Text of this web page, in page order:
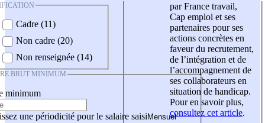
Cadre (11)
Non cadre (20)
Non renseignée (14)
BRUT MINIMUM
minimum
une périodicité pour le salaire saisi
par France travail,
Cap emploi et ses
partenaires pour ses
actions concrètes en
faveur du recrutement,
de l’intégration et de
l’accompagnement de
ses collaborateurs en
situation de handicap.
Pour en savoir plus,
consultez cet article.